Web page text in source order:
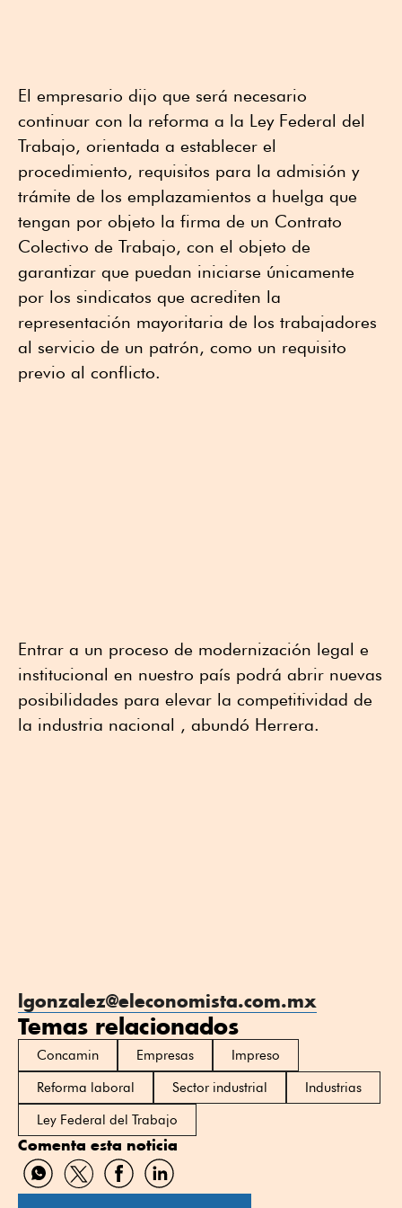
El empresario dijo que será necesario
continuar con la reforma a la Ley Federal del
Trabajo, orientada a establecer el
procedimiento, requisitos para la admisión y
trámite de los emplazamientos a huelga que
tengan por objeto la firma de un Contrato
Colectivo de Trabajo, con el objeto de
garantizar que puedan iniciarse únicamente
por los sindicatos que acrediten la
representación mayoritaria de los trabajadores
al servicio de un patrón, como un requisito
previo al conflicto.
Entrar a un proceso de modernización legal e
institucional en nuestro país podrá abrir nuevas
posibilidades para elevar la competitividad de
la industria nacional , abundó Herrera.
lgonzalez@eleconomista.com.mx
Temas relacionados
Concamin Empresas
Impreso
Reforma laboral
Sector industrial
Industrias
Ley Federal del Trabajo
Comenta esta noticia
Compartir
por
Compartir
por
Compartir
por
Compartir
por